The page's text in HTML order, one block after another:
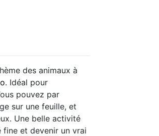
des animaux à
. Idéal pour
pouvez par
sur une feuille, et
Une belle activité
et devenir un vrai